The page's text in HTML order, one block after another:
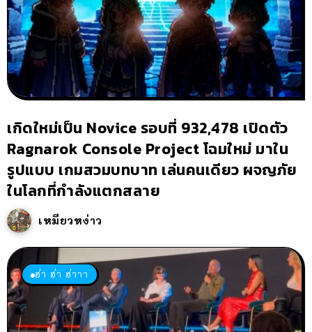
เกิดใหม่เป็น Novice รอบที่ 932,478 เปิดตัว
Ragnarok Console Project โฉมใหม่ มาใน
รูปแบบ เกมสวมบทบาท เล่นคนเดียว ผจญภัย
ในโลกที่กำลังแตกสลาย
เหมียวหง่าว
ฮ่า ฮ่า ฮ่าาา